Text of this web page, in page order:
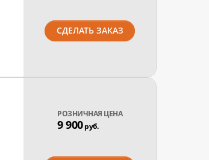
СДЕЛАТЬ ЗАКАЗ
РОЗНИЧНАЯ ЦЕНА
9 900руб.